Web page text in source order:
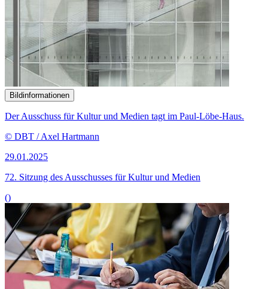
Bildinformationen
Der Ausschuss für Kultur und Medien tagt im Paul-Löbe-Haus.
© DBT / Axel Hartmann
29.01.2025
72. Sitzung des Ausschusses für Kultur und Medien
()